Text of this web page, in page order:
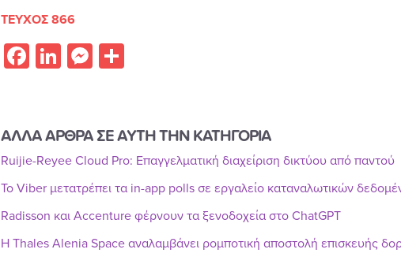
ΤΕΥΧΟΣ 866
Facebook
LinkedIn
Messenger
Share
ΑΛΛΑ ΑΡΘΡΑ ΣΕ ΑΥΤΗ ΤΗΝ ΚΑΤΗΓΟΡΙΑ
Ruijie-Reyee Cloud Pro: Επαγγελματική διαχείριση δικτύου από παντού
Το Viber μετατρέπει τα in-app polls σε εργαλείο καταναλωτικών
Radisson και Accenture φέρνουν τα ξενοδοχεία στο ChatGPT
Η Thales Alenia Space αναλαμβάνει ρομποτική αποστολή επισκευής